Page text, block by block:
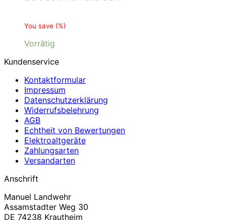
You save (%)
Vorrätig
Kundenservice
Kontaktformular
Impressum
Datenschutzerklärung
Widerrufsbelehrung
AGB
Echtheit von Bewertungen
Elektroaltgeräte
Zahlungsarten
Versandarten
Anschrift
Manuel Landwehr
Assamstadter Weg 30
DE 74238 Krautheim